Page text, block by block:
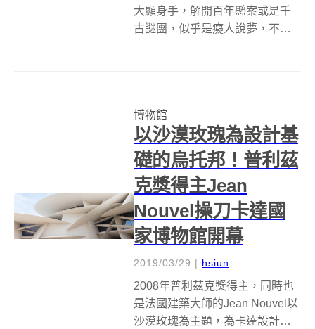
大顯身手，解開百年懸案或是千
古謎團，似乎是癡人說夢，不過
去！ 這是英國皇家...
博物館
以沙漠玫瑰為設計基
礎的烏托邦！普利茲
克獎得主Jean
Nouvel操刀卡達國
家博物館開幕
2019/03/29 | hsiun
2008年普利茲克獎得主，同時也
是法國建築大師的Jean Nouvel以
沙漠玫瑰為主題，為卡達設計的